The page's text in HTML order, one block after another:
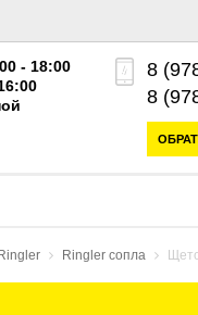
- 18:00
8
8
Ringler Ringler сопла